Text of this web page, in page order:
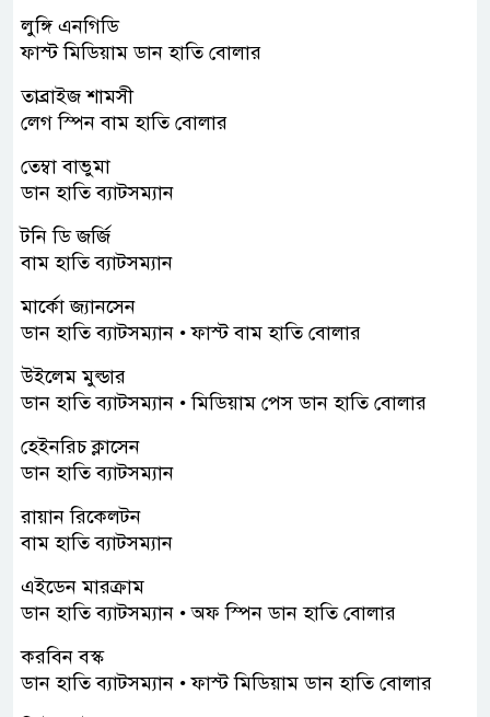
লুঙ্গি এনগিডি
ফাস্ট মিডিয়াম ডান হাতি বোলার
তাব্রাইজ শামসী
লেগ স্পিন বাম হাতি বোলার
তেম্বা বাভুমা
ডান হাতি ব্যাটসম্যান
টনি ডি জর্জি
বাম হাতি ব্যাটসম্যান
মার্কো জ্যানসেন
ডান হাতি ব্যাটসম্যান • ফাস্ট বাম হাতি বোলার
উইলেম মুল্ডার
ডান হাতি ব্যাটসম্যান • মিডিয়াম পেস ডান হাতি বোলার
হেইনরিচ ক্লাসেন
ডান হাতি ব্যাটসম্যান
রায়ান রিকেলটন
বাম হাতি ব্যাটসম্যান
এইডেন মারক্রাম
ডান হাতি ব্যাটসম্যান • অফ স্পিন ডান হাতি বোলার
করবিন বস্ক
ডান হাতি ব্যাটসম্যান • ফাস্ট মিডিয়াম ডান হাতি বোলার